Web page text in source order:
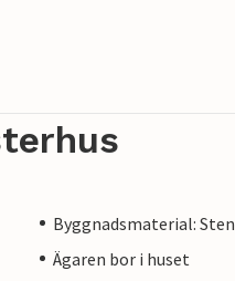
Byggnadsmaterial: Sten
Ägaren bor i huset